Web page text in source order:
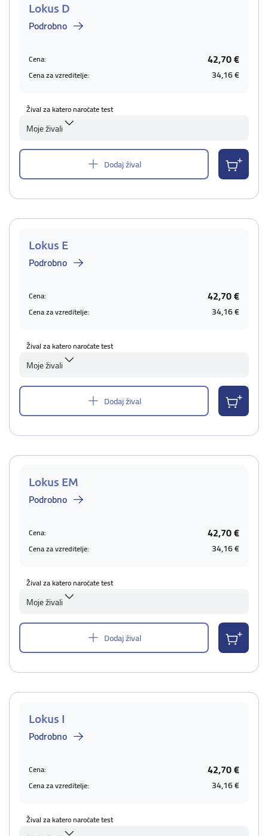
Lokus D
Podrobno
Cena: 42,70 €
Cena za vzreditelje: 34,16 €
Žival za katero naročate test
Moje živali
Dodaj žival
Lokus E
Podrobno
Cena: 42,70 €
Cena za vzreditelje: 34,16 €
Žival za katero naročate test
Moje živali
Dodaj žival
Lokus EM
Podrobno
Cena: 42,70 €
Cena za vzreditelje: 34,16 €
Žival za katero naročate test
Moje živali
Dodaj žival
Lokus I
Podrobno
Cena: 42,70 €
Cena za vzreditelje: 34,16 €
Žival za katero naročate test